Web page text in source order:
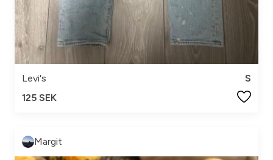
Levi's
S
125 SEK
Margit